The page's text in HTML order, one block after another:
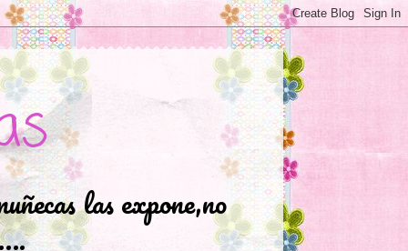
las expone,no